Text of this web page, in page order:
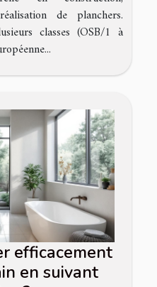
de planchers.
classes (OSB/1 à
efficacement
en suivant